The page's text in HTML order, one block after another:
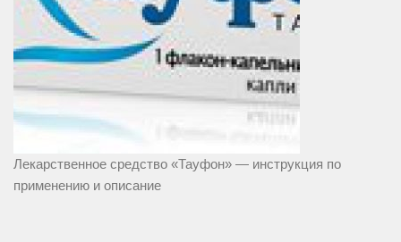
Лекарственное средство «Тауфон» — инструкция по
применению и описание